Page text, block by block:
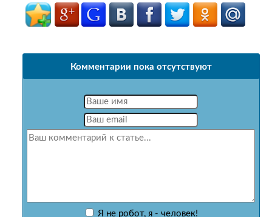
Комментарии пока отсутствуют
Я не робот, я - человек!